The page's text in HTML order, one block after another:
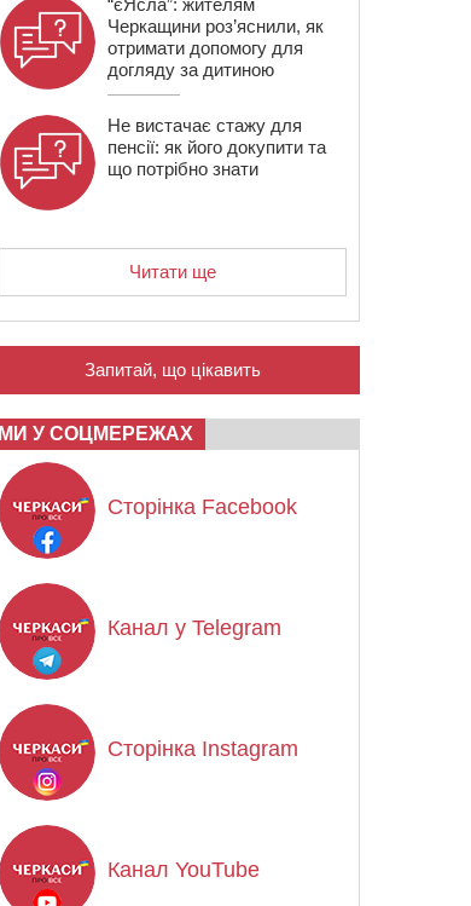
“єЯсла”: жителям
Черкащини роз’яснили, як
отримати допомогу для
догляду за дитиною
Не вистачає стажу для
пенсії: як його докупити та
що потрібно знати
Читати ще
Запитай, що цікавить
МИ У СОЦМЕРЕЖАХ
Сторінка Facebook
Канал у Telegram
Сторінка Instagram
Канал YouTube